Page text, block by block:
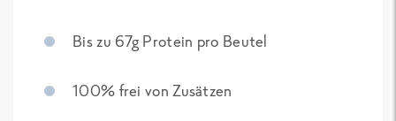
Bis zu 67g Protein pro Beutel
100% frei von Zusätzen